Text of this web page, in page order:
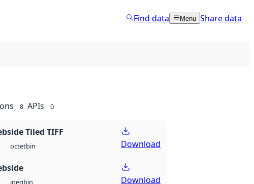
Find data Menu Share data
8 APIs 0
Tiled TIFF
octetbin Download
jpegbin Download